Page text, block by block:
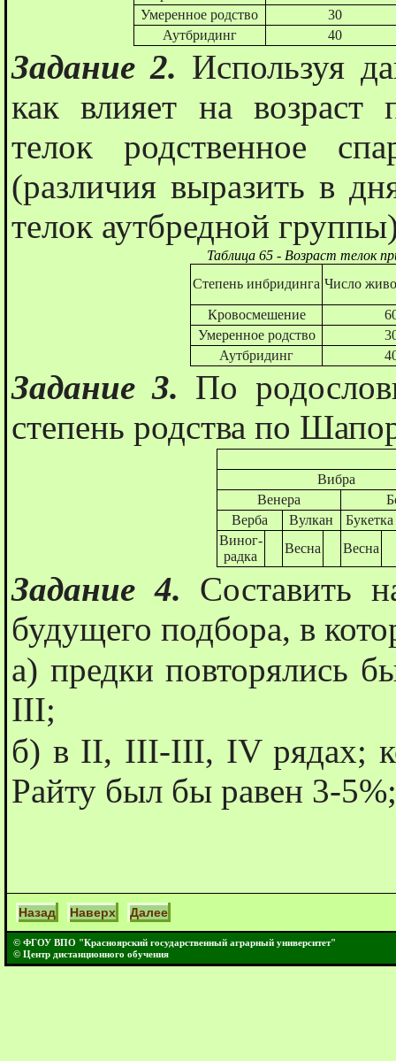
Умеренное родство
30
Аутбридинг
40
Задание 2. Используя
как влияет на возраст
телок родственное
(различия выразить в
телок аутбредной
Таблица 65 - Возраст телок
Степень инбридинга Число
Кровосмешение
Умеренное родство
Аутбридинг
Задание 3. По
степень родства по
Вибра
Венера
Верба
Вулкан
Букетка
Виног-
радка
Весна Весна
Задание 4. Составить
будущего подбора, в
а) предки повторялись
III;
б) в II, III-III, IV рядах;
Райту был бы равен 3-
Назад Наверх Далее
© ФГОУ ВПО "Красноярский государственный аграрный университет"
© Центр дистанционного обучения